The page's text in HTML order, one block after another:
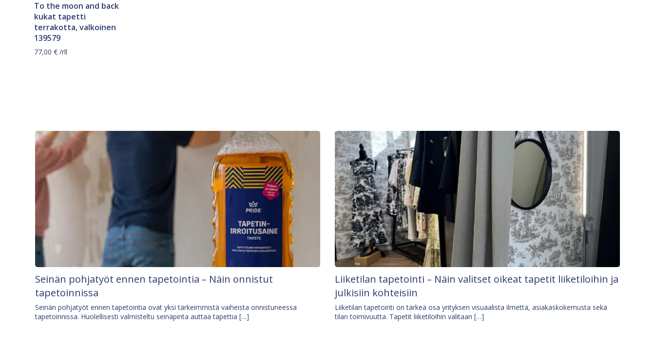
To the moon and back
kukat tapetti
terrakotta, valkoinen
139579
77,00 € /rll
Seinän pohjatyöt ennen tapetointia – Näin onnistut
tapetoinnissa
Seinän pohjatyöt ennen tapetointia ovat yksi tärkeimmistä vaiheista onnistuneessa
tapetoinnissa. Huolellisesti valmisteltu seinäpinta auttaa tapettia […]
Liiketilan tapetointi – Näin valitset oikeat tapetit liiketiloihin ja
julkisiin kohteisiin
Liiketilan tapetointi on tärkeä osa yrityksen visuaalista ilmettä, asiakaskokemusta sekä
tilan toimivuutta. Tapetit liiketiloihin valitaan […]